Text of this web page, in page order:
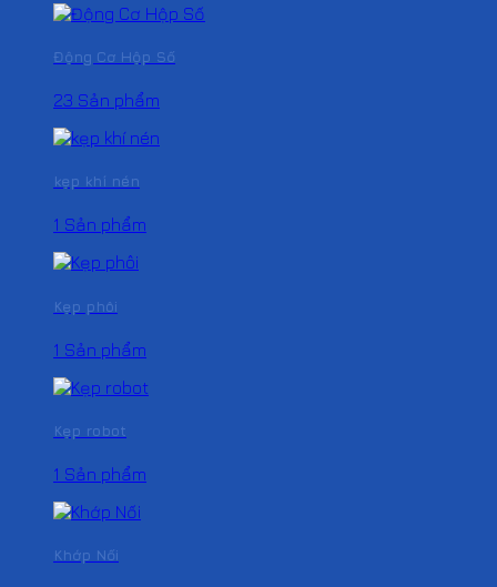
Động Cơ Hộp Số
23 Sản phẩm
kẹp khí nén
1 Sản phẩm
Kẹp phôi
1 Sản phẩm
Kẹp robot
1 Sản phẩm
Khớp Nối